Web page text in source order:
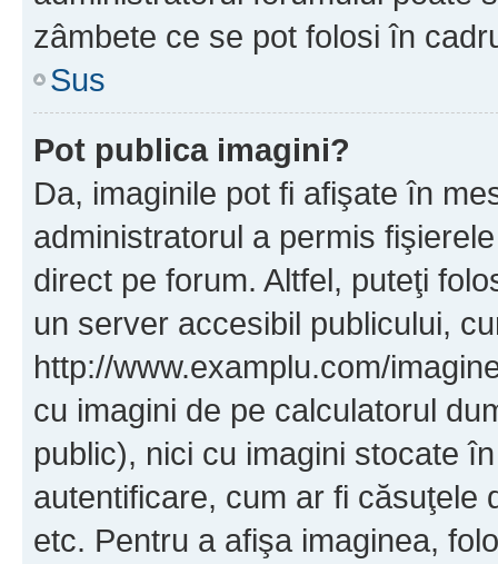
zâmbete ce se pot folosi în
Sus
Pot publica imagini?
Da, imaginile pot fi afişate în
administratorul a permis
direct pe forum. Altfel, puteţi
un server accesibil publicului,
http://www.examplu.com/
cu imagini de pe calculatorul
public), nici cu imagini stocate
autentificare, cum ar fi căsuţele
etc. Pentru a afişa imaginea,